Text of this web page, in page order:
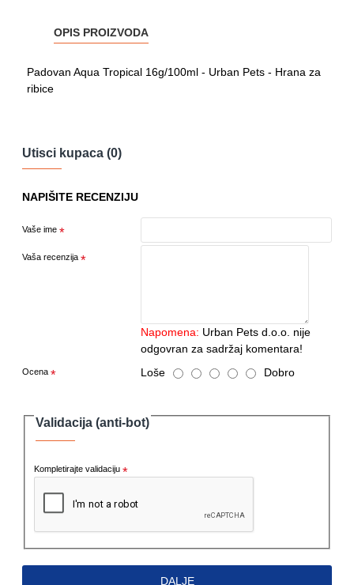
OPIS PROIZVODA
Padovan Aqua Tropical 16g/100ml - Urban Pets - Hrana za
ribice
Utisci kupaca (0)
NAPIŠITE RECENZIJU
Vaše ime
Vaša recenzija
Napomena: Urban Pets d.o.o. nije
odgovran za sadržaj komentara!
Ocena Loše Dobro
Validacija (anti-bot)
Kompletirajte validaciju
DALJE